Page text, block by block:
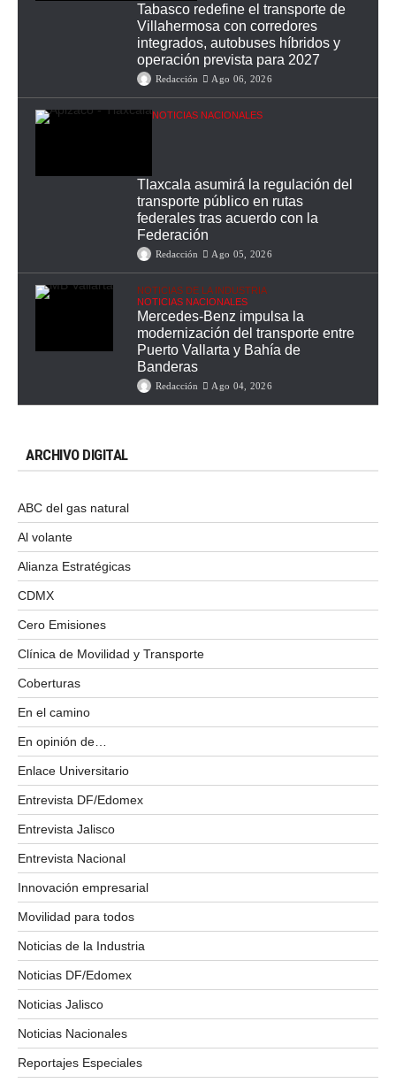
Tabasco redefine el transporte de
Villahermosa con corredores
integrados, autobuses híbridos y
operación prevista para 2027
Redacción Ago 06, 2026
NOTICIAS NACIONALES
Tlaxcala asumirá la regulación del
transporte público en rutas
federales tras acuerdo con la
Federación
Redacción Ago 05, 2026
NOTICIAS DE LA INDUSTRIA
NOTICIAS NACIONALES
Mercedes-Benz impulsa la
modernización del transporte entre
Puerto Vallarta y Bahía de
Banderas
Redacción Ago 04, 2026
ARCHIVO DIGITAL
ABC del gas natural
Al volante
Alianza Estratégicas
CDMX
Cero Emisiones
Clínica de Movilidad y Transporte
Coberturas
En el camino
En opinión de…
Enlace Universitario
Entrevista DF/Edomex
Entrevista Jalisco
Entrevista Nacional
Innovación empresarial
Movilidad para todos
Noticias de la Industria
Noticias DF/Edomex
Noticias Jalisco
Noticias Nacionales
Reportajes Especiales